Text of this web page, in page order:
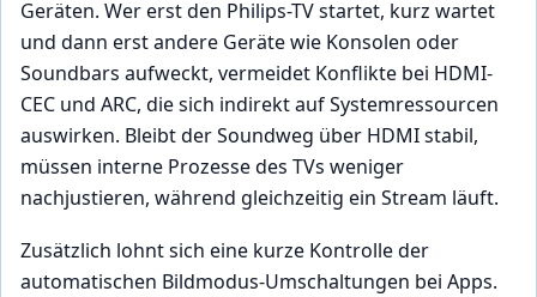
Geräten. Wer erst den Philips-TV startet, kurz wartet
und dann erst andere Geräte wie Konsolen oder
Soundbars aufweckt, vermeidet Konflikte bei HDMI-
CEC und ARC, die sich indirekt auf Systemressourcen
auswirken. Bleibt der Soundweg über HDMI stabil,
müssen interne Prozesse des TVs weniger
nachjustieren, während gleichzeitig ein Stream läuft.
Zusätzlich lohnt sich eine kurze Kontrolle der
automatischen Bildmodus-Umschaltungen bei Apps.